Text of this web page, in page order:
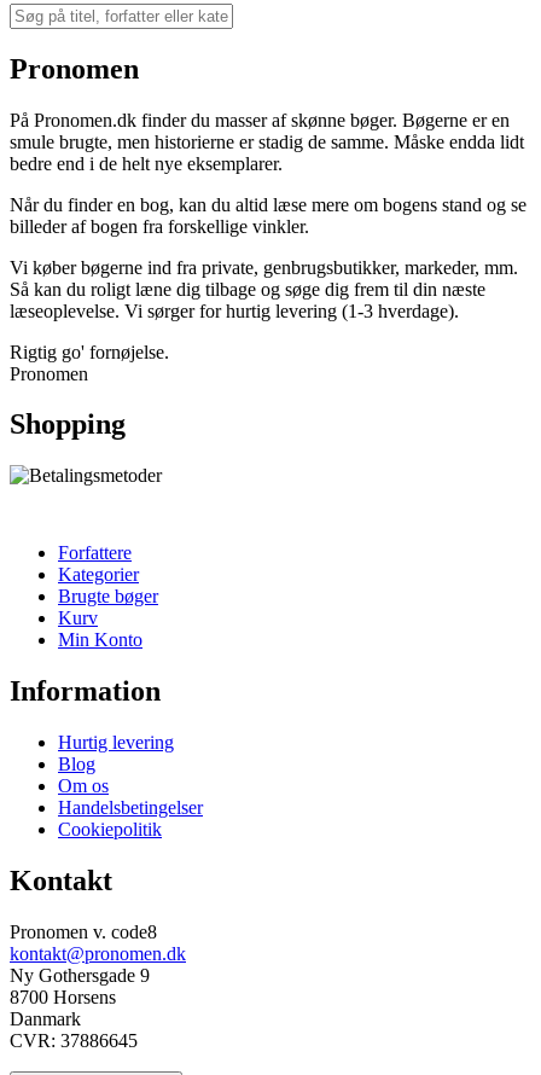
Pronomen
På Pronomen.dk finder du masser af skønne bøger. Bøgerne er en
smule brugte, men historierne er stadig de samme. Måske endda lidt
bedre end i de helt nye eksemplarer.
Når du finder en bog, kan du altid læse mere om bogens stand og se
billeder af bogen fra forskellige vinkler.
Vi køber bøgerne ind fra private, genbrugsbutikker, markeder, mm.
Så kan du roligt læne dig tilbage og søge dig frem til din næste
læseoplevelse. Vi sørger for hurtig levering (1-3 hverdage).
Rigtig go' fornøjelse.
Pronomen
Shopping
Forfattere
Kategorier
Brugte bøger
Kurv
Min Konto
Information
Hurtig levering
Blog
Om os
Handelsbetingelser
Cookiepolitik
Kontakt
Pronomen v. code8
kontakt@pronomen.dk
Ny Gothersgade 9
8700 Horsens
Danmark
CVR: 37886645